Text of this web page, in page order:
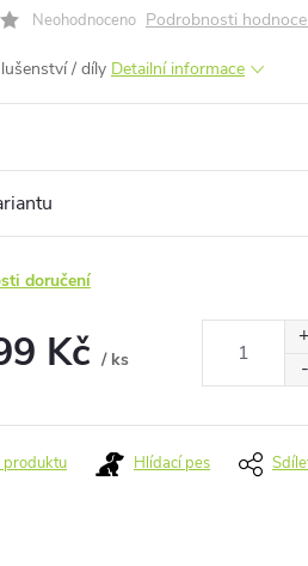
Neohodnoceno Podrobnosti
/ díly Detailní informace
doručení
Kč / ks
produktu Hlídací pes